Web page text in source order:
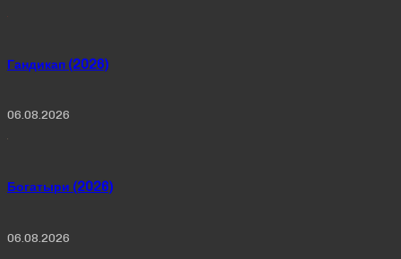
Гандикап (2026)
06.08.2026
Богатыри (2026)
06.08.2026